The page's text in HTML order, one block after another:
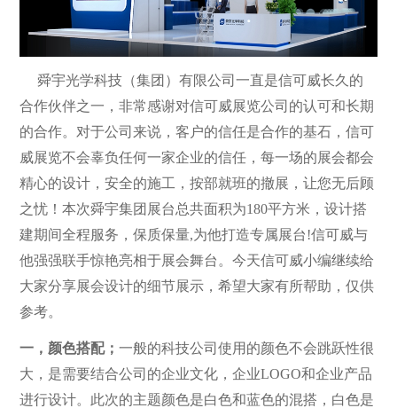
舜宇光学科技（集团）有限公司一直是信可威长久的
合作伙伴之一，非常感谢对信可威展览公司的认可和长期
的合作。对于公司来说，客户的信任是合作的基石，信可
威展览不会辜负任何一家企业的信任，每一场的展会都会
精心的设计，安全的施工，按部就班的撤展，让您无后顾
之忧！本次舜宇集团展台总共面积为180平方米，设计搭
建期间全程服务，保质保量,为他打造专属展台!信可威与
他强强联手惊艳亮相于展会舞台。今天信可威小编继续给
大家分享展会设计的细节展示，希望大家有所帮助，仅供
参考。
一，颜色搭配；一般的科技公司使用的颜色不会跳跃性很
大，是需要结合公司的企业文化，企业LOGO和企业产品
进行设计。此次的主题颜色是白色和蓝色的混搭，白色是